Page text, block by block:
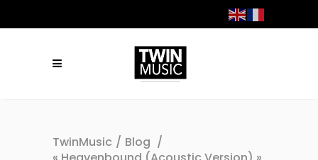
TwinMusic / Blog /